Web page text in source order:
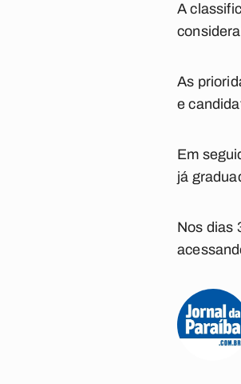
A
As
e
Em
já
Nos dias